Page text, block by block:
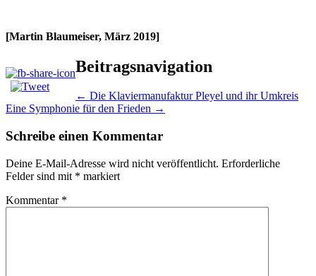
[Martin Blaumeiser, März 2019]
Beitragsnavigation
← Die Klaviermanufaktur Pleyel und ihr Umkreis
Eine Symphonie für den Frieden →
Schreibe einen Kommentar
Deine E-Mail-Adresse wird nicht veröffentlicht. Erforderliche
Felder sind mit * markiert
Kommentar *